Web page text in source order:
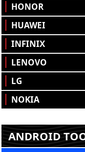
HONOR
HUAWEI
INFINIX
LENOVO
LG
NOKIA
ANDROID